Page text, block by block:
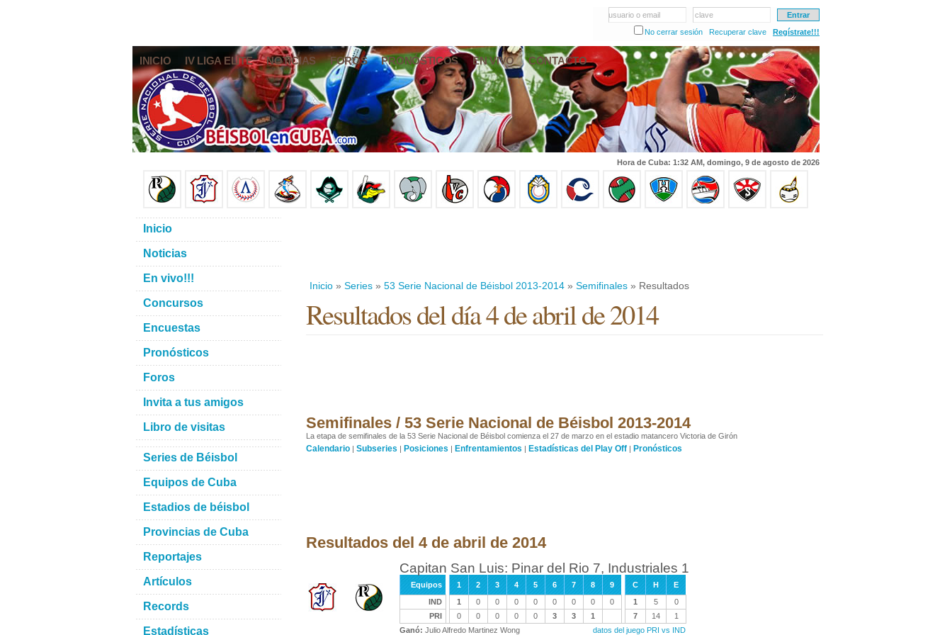
usuario o email
clave
No cerrar sesión
Recuperar clave Regístrate!!!
INICIO IV LIGA ELITE NOTICIAS FOROS PRONÓSTICOS EN VIVO CONTACTO
Hora de Cuba: 1:32 AM, domingo, 9 de agosto de 2026
Inicio » Series » 53 Serie Nacional de Béisbol 2013-2014 » Semifinales » Resultados
Resultados del día 4 de abril de 2014
Semifinales / 53 Serie Nacional de Béisbol 2013-2014
La etapa de semifinales de la 53 Serie Nacional de Béisbol comienza el 27 de marzo en el estadio matancero Victoria de Girón
Calendario | Subseries | Posiciones | Enfrentamientos | Estadísticas del Play Off | Pronósticos
Resultados del 4 de abril de 2014
Capitan San Luis: Pinar del Rio 7, Industriales 1
Equipos 1 2 3 4 5 6 7 8 9 C H
E
IND
1 0 0 0 0 0 0 0 0 1 5
0
PRI
0 0 0 0 0 3 3 1 7 14
1
datos del juego PRI vs IND
Ganó: Julio Alfredo Martinez Wong
Inicio
Noticias
En vivo!!!
Concursos
Encuestas
Pronósticos
Foros
Invita a tus amigos
Libro de visitas
Series de Béisbol
Equipos de Cuba
Estadios de béisbol
Provincias de Cuba
Reportajes
Artículos
Records
Estadísticas